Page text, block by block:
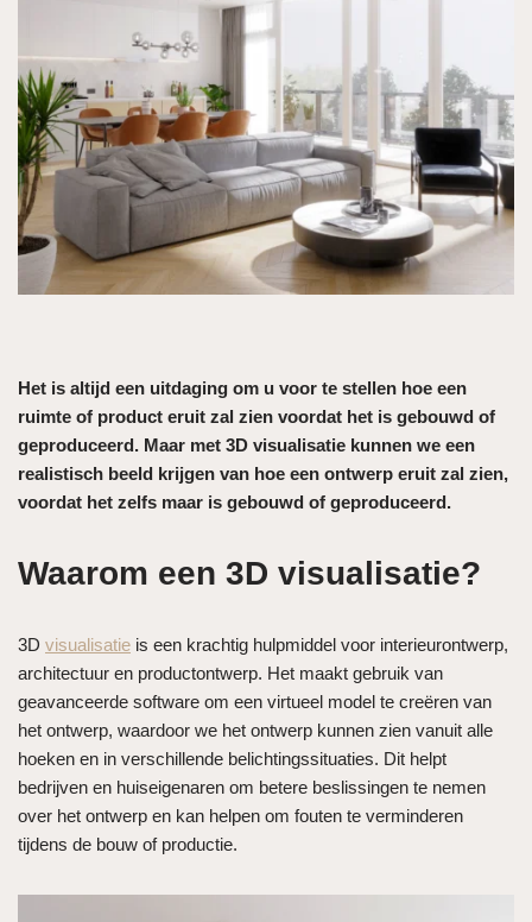
Het is altijd een uitdaging om u voor te stellen hoe een
ruimte of product eruit zal zien voordat het is gebouwd of
geproduceerd. Maar met 3D visualisatie kunnen we een
realistisch beeld krijgen van hoe een ontwerp eruit zal zien,
voordat het zelfs maar is gebouwd of geproduceerd.
Waarom een 3D visualisatie?
3D visualisatie is een krachtig hulpmiddel voor interieurontwerp,
architectuur en productontwerp. Het maakt gebruik van
geavanceerde software om een virtueel model te creëren van
het ontwerp, waardoor we het ontwerp kunnen zien vanuit alle
hoeken en in verschillende belichtingssituaties. Dit helpt
bedrijven en huiseigenaren om betere beslissingen te nemen
over het ontwerp en kan helpen om fouten te verminderen
tijdens de bouw of productie.